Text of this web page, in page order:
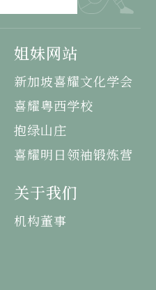
姐妹网站
新加坡喜耀文化学会
喜耀粤西学校
抱绿山庄
喜耀明日领袖锻炼营
关于我们
机构董事